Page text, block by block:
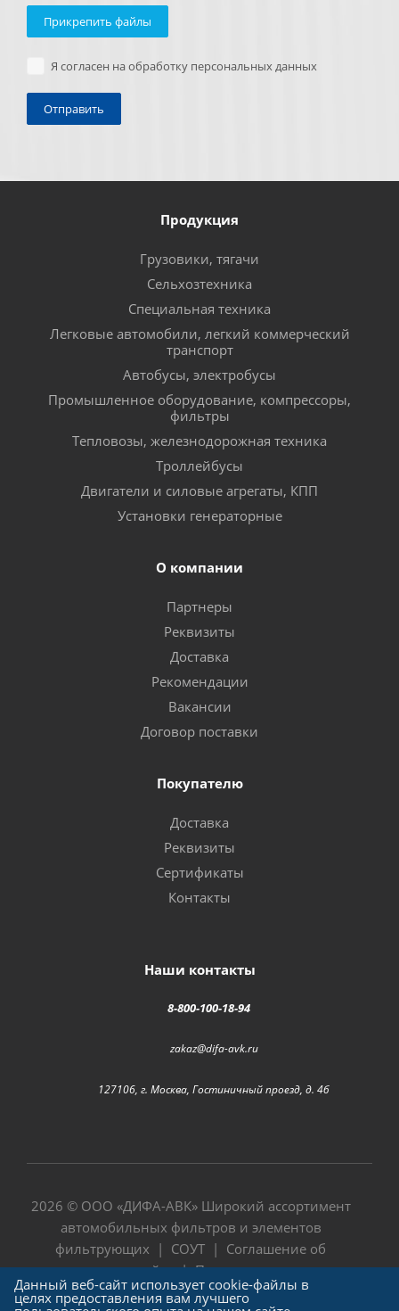
Прикрепить файлы
Я согласен на обработку персональных данных
Продукция
Грузовики, тягачи
Сельхозтехника
Специальная техника
Легковые автомобили, легкий коммерческий
транспорт
Автобусы, электробусы
Промышленное оборудование, компрессоры,
фильтры
Тепловозы, железнодорожная техника
Троллейбусы
Двигатели и силовые агрегаты, КПП
Установки генераторные
О компании
Партнеры
Реквизиты
Доставка
Рекомендации
Вакансии
Договор поставки
Покупателю
Доставка
Реквизиты
Сертификаты
Контакты
Наши контакты
8-800-100-18-94
zakaz@difa-avk.ru
127106, г. Москва, Гостиничный проезд, д. 4б
2026 © ООО «ДИФА-АВК» Широкий ассортимент
автомобильных фильтров и элементов
фильтрующих | СОУТ | Соглашение об
использовании сайта|Политика в отношении
обработки персональных данных
Данный веб-сайт использует cookie-файлы в
целях предоставления вам лучшего